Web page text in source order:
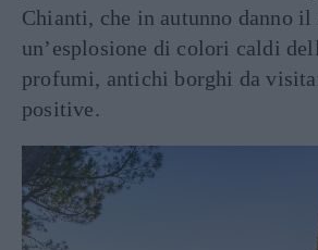
Chianti, che in autunno danno
un’esplosione di colori caldi
profumi, antichi borghi da
positive.